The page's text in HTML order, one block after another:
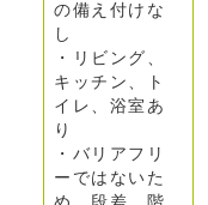
の備え付けな
し
・リビング、
キッチン、ト
イレ、浴室あ
り
・バリアフリ
ーではないた